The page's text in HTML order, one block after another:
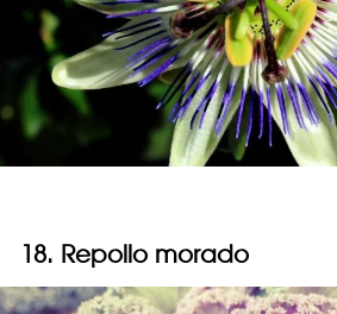
18. Repollo morado